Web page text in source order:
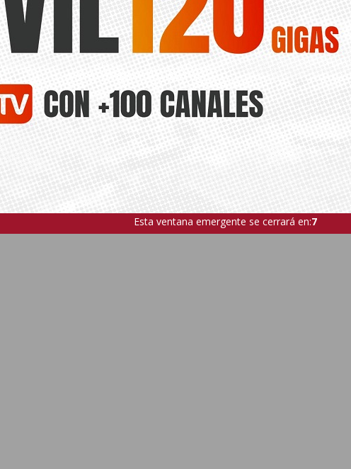
También puede interesar
No related posts.
FIESTA MUNICIPAL MONTESINOS PISCINA BLANCA
ANTERIOR
CCOO desahuciada de la Casa del
Pueblo por decisión del Alcalde
El PP de Benferri acusa a
Esta ventana emergente se cerrará en:6